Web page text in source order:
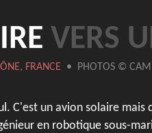
VERS
FRANCE • PHOTOS ©
C'est un avion solaire
en robotique sous-